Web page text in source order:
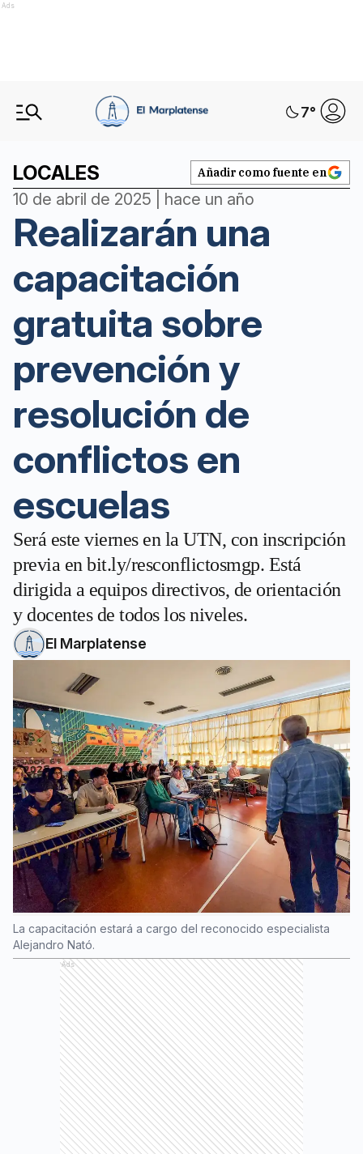
Ads
7°
LOCALES Añadir como fuente en
10 de abril de 2025 | hace un año
Realizarán una
capacitación
gratuita sobre
prevención y
resolución de
conflictos en
escuelas
Será este viernes en la UTN, con inscripción
previa en bit.ly/resconflictosmgp. Está
dirigida a equipos directivos, de orientación
y docentes de todos los niveles.
El Marplatense
La capacitación estará a cargo del reconocido especialista
Alejandro Nató.
Ads